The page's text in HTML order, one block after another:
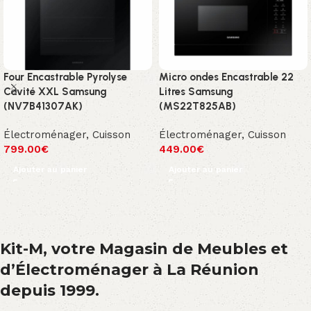
Four Encastrable Pyrolyse
Cavité XXL Samsung
(NV7B41307AK)
Électroménager, Cuisson
799.00€
Ajouter au panier
Micro ondes Encastrable 22
Litres Samsung
(MS22T825AB)
Électroménager, Cuisson
449.00€
Ajouter au panier
Kit-M, votre Magasin de Meubles et
d’Électroménager à La Réunion
depuis 1999.